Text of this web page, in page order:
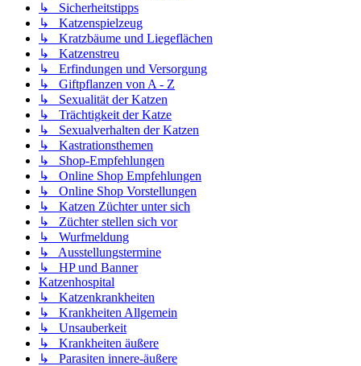
↳ Sicherheitstipps
↳ Katzenspielzeug
↳ Kratzbäume und Liegeflächen
↳ Katzenstreu
↳ Erfindungen und Versorgung
↳ Giftpflanzen von A - Z
↳ Sexualität der Katzen
↳ Trächtigkeit der Katze
↳ Sexualverhalten der Katzen
↳ Kastrationsthemen
↳ Shop-Empfehlungen
↳ Online Shop Empfehlungen
↳ Online Shop Vorstellungen
↳ Katzen Züchter unter sich
↳ Züchter stellen sich vor
↳ Wurfmeldung
↳ Ausstellungstermine
↳ HP und Banner
Katzenhospital
↳ Katzenkrankheiten
↳ Krankheiten Allgemein
↳ Unsauberkeit
↳ Krankheiten äußere
↳ Parasiten innere-äußere